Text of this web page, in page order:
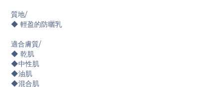
質地/
◆ 輕盈的防曬乳
適合膚質/
◆ 乾肌
◆中性肌
◆油肌
◆混合肌